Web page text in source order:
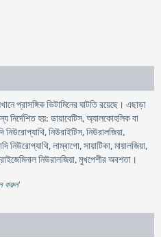
প্রাসঙ্গিক ভিটামিনের ঘাটতি রয়েছে। এছাড়া
নির্দেশিত হয়: ডায়াবেটিস, অ্যালকোহলিক বা
নিউরোপ্যাথি, নিউরাইটিস, নিউরালজিয়া,
নিউরোপ্যাথি, লাম্বাগো, সায়াটিকা, মায়ালজিয়া,
নিউরালজিয়া, মুখপেশীর অবশতা।
করুন'